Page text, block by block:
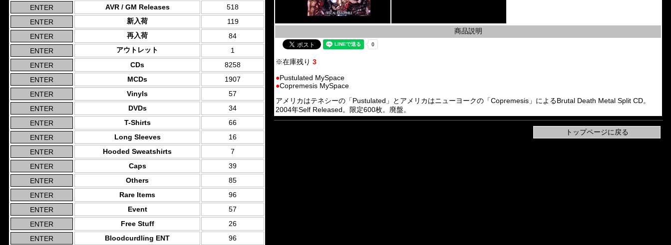
AVR / GM Releases
518
新入荷
119
再入荷
84
アウトレット
1
CDs
8258
MCDs
1907
Vinyls
57
DVDs
34
T-Shirts
66
Long Sleeves
16
Hooded Sweatshirts
7
Caps
39
Others
85
Rare Items
96
Event
57
Free Stuff
26
Bloodcurdling ENT
96
商品説明
※在庫残り 3
●Pustulated MySpace
●Copremesis MySpace
アメリカはテネシーの「Pustulated」とアメリカはニューヨークの「Copremesis」によるBrutal Death Metal Split CD。
2004年Self Released。限定600枚。廃盤。